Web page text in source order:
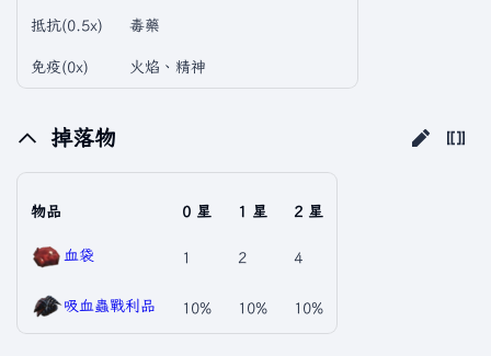
抵抗(0.5x) 毒藥
免疫(0x) 火焰、精神
掉落物
物品 0 星 1 星 2 星
血袋 1 2 4
吸血蟲戰利品 10% 10% 10%